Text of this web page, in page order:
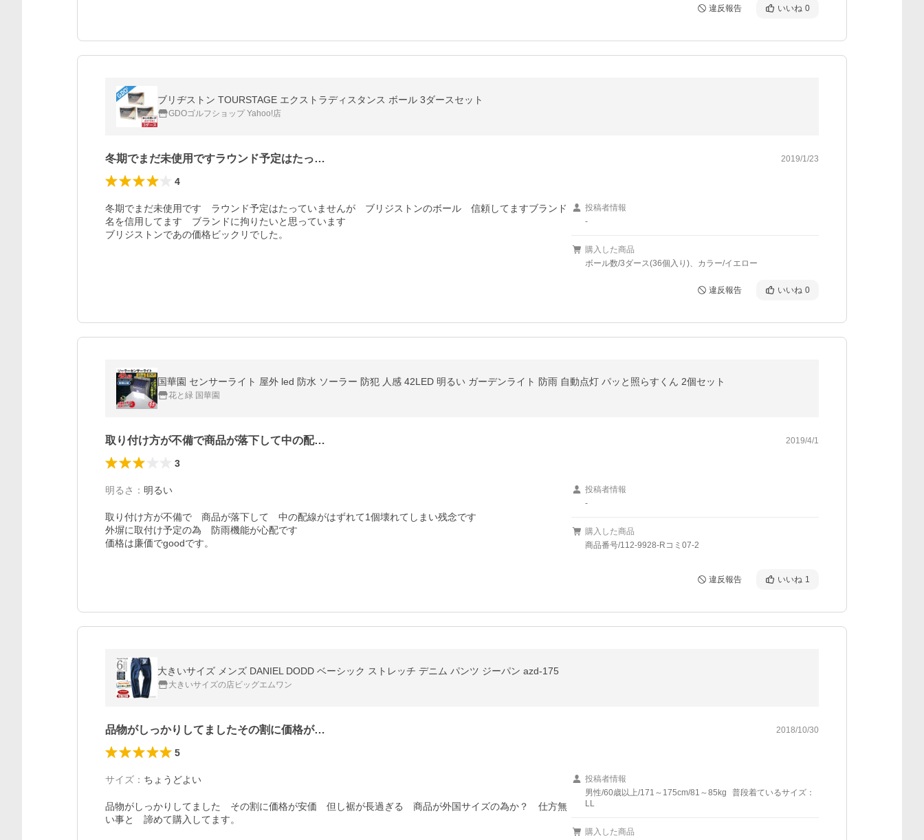
違反報告 いいね 0
ブリヂストン TOURSTAGE エクストラディスタンス ボール 3ダースセット
GDOゴルフショップ Yahoo!店
冬期でまだ未使用ですラウンド予定はたっ… 2019/1/23
4
冬期でまだ未使用です　ラウンド予定はたっていませんが　ブリジストンのボール　信頼してますブランド
名を信用してます　ブランドに拘りたいと思っています
ブリジストンであの価格ビックリでした。
投稿者情報
-
購入した商品
ボール数/3ダース(36個入り)、カラー/イエロー
違反報告 いいね 0
国華園 センサーライト 屋外 led 防水 ソーラー 防犯 人感 42LED 明るい ガーデンライト 防雨 自動点灯 パッと照らすくん 2個セット
花と緑 国華園
取り付け方が不備で商品が落下して中の配… 2019/4/1
3
明るさ ： 明るい
取り付け方が不備で　商品が落下して　中の配線がはずれて1個壊れてしまい残念です
外塀に取付け予定の為　防雨機能が心配です
価格は廉価でgoodです。
投稿者情報
-
購入した商品
商品番号/112-9928-Rコミ07-2
違反報告 いいね 1
大きいサイズ メンズ DANIEL DODD ベーシック ストレッチ デニム パンツ ジーパン azd-175
大きいサイズの店ビッグエムワン
品物がしっかりしてましたその割に価格が… 2018/10/30
5
サイズ ： ちょうどよい
品物がしっかりしてました　その割に価格が安価　但し裾が長過ぎる　商品が外国サイズの為か？　仕方無
い事と　諦めて購入してます。
投稿者情報
男性/60歳以上/171～175cm/81～85kg
普段着ているサイズ：
LL
購入した商品